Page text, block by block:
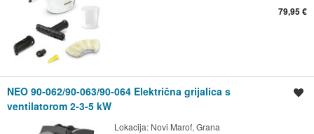
79,95 €
NEO 90-062/90-063/90-064 Električna grijalica s
ventilatorom 2-3-5 kW
Lokacija: Novi Marof, Grana